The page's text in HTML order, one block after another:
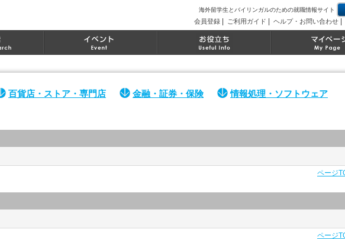
海外留学生とバイリンガルのための就職情報サイト
会員登録 ご利用ガイド ヘルプ・お問い合わせ
百貨店・ストア・専門店 金融・証券・保険
情報処理・ソフトウェア
ページ
ページ